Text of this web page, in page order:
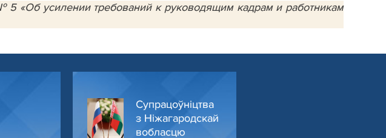
5 «Об усилении требований к руководящим кадрам и работникам
Супрацоўніцтва
з Ніжагародскай
вобласцю